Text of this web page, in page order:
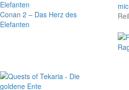
Conan 2 – Das Herz des
Elefanten